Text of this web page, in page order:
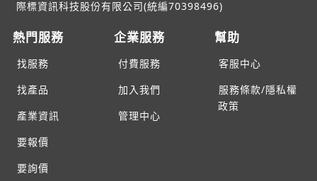
際標資訊科技股份有限公司(統編70398496)
熱門服務
找服務
找產品
產業資訊
要報價
要詢價
企業服務
付費服務
加入我們
管理中心
幫助
客服中心
服務條款/隱私權
政策